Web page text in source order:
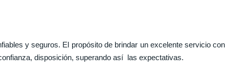
y seguros. El propósito de brindar un excelente servicio
disposición, superando así las expectativas.